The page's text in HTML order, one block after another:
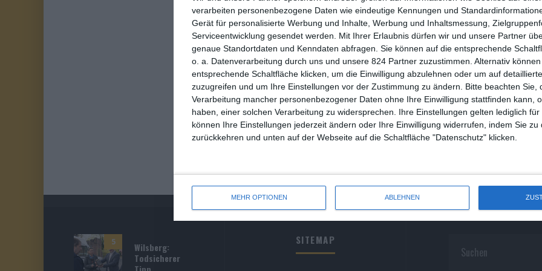
verarbeiten personenbezogene Daten wie eindeutige Kennungen und
Gerät für personalisierte Werbung und Inhalte, Werbung und Inhaltsmessung,
Serviceentwicklung gesendet werden.
Mit Ihrer Erlaubnis dürfen wir und unsere Partner
genaue Standortdaten und Kenndaten abfragen. Sie können auf die entsprechende
o. a. Datenverarbeitung durch uns und unsere 824 Partner zuzustimmen. Alternativ
entsprechende Schaltfläche klicken, um die Einwilligung abzulehnen oder um auf
zuzugreifen und um Ihre Einstellungen vor der Zustimmung zu ändern.
Bitte beachten Sie,
Verarbeitung mancher personenbezogener Daten ohne Ihre Einwilligung stattfinden kann,
haben, einer solchen Verarbeitung zu widersprechen. Ihre Einstellungen gelten lediglich
können Ihre Einstellungen jederzeit ändern oder Ihre Einwilligung widerrufen, indem Sie zu
zurückkehren und unten auf der Webseite auf die Schaltfläche "Datenschutz" klicken.
MEHR OPTIONEN ABLEHNEN
5
Wilsberg:
Todsicherer
SITEMAP